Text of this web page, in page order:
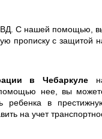
С нашей помощью,
прописку с защитой
в Чебаркуле
нее, вы
ребенка в
на учет